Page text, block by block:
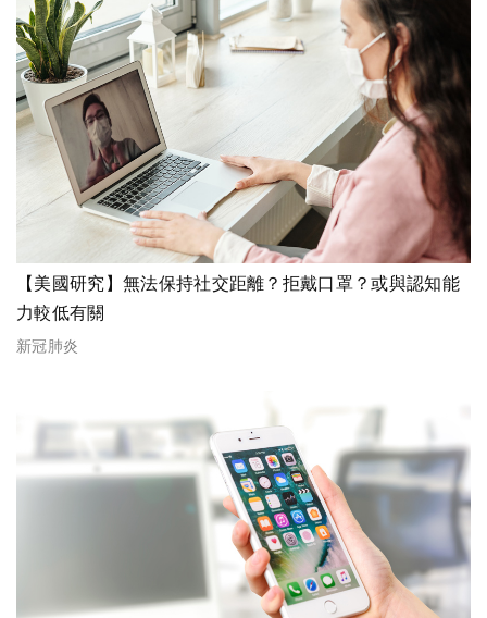
【美國研究】無法保持社交距離？拒戴口罩？或與認知能
力較低有關
新冠肺炎